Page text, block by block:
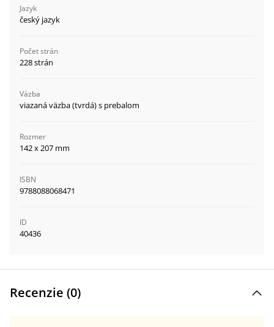
Jazyk
český jazyk
Počet strán
228 strán
Väzba
viazaná väzba (tvrdá) s prebalom
Rozmer
142 x 207 mm
ISBN
9788088068471
ID
40436
Recenzie (0)